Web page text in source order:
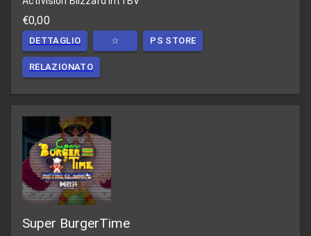
€0,00
DETTAGLIO ☆ PS STORE
RELAZIONATO
Super BurgerTime